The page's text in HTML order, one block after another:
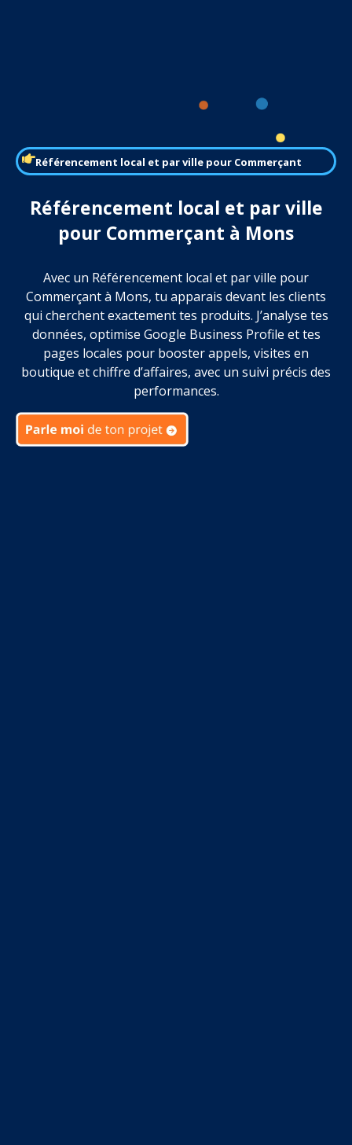
Référencement local et par ville pour Commerçant
Référencement local et par ville
pour Commerçant à Mons
Avec un Référencement local et par ville pour
Commerçant à Mons, tu apparais devant les clients
qui cherchent exactement tes produits. J’analyse tes
données, optimise Google Business Profile et tes
pages locales pour booster appels, visites en
boutique et chiffre d’affaires, avec un suivi précis des
performances.